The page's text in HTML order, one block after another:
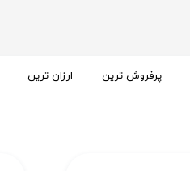
پرفروش ترین ارزان ترین